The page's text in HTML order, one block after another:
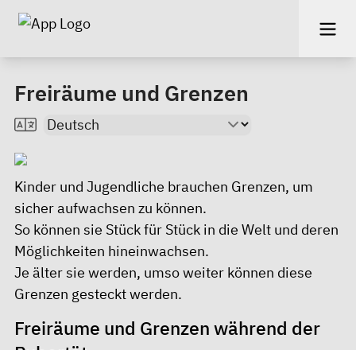
Freiräume und Grenzen
Kinder und Jugendliche brauchen Grenzen, um
sicher aufwachsen zu können.
So können sie Stück für Stück in die Welt und deren
Möglichkeiten hineinwachsen.
Je älter sie werden, umso weiter können diese
Grenzen gesteckt werden.
Freiräume und Grenzen während der